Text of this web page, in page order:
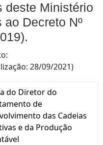
deste Ministério
Decreto Nº
28/09/2021)
do Diretor do
de
das Cadeias
e da Produção